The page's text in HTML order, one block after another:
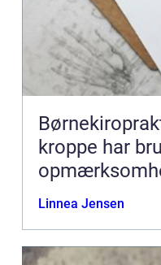
kroppe har
Linnea Jensen